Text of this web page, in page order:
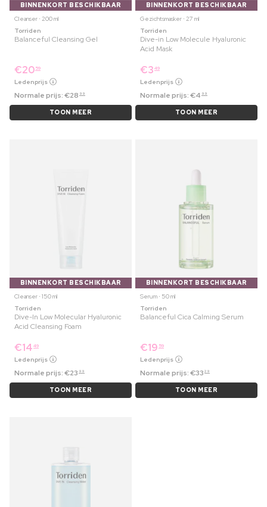
BINNENKORT BESCHIKBAAR
Cleanser ⋅ 200 ml
Torriden
Balanceful Cleansing Gel
€20 59
Ledenprijs
Normale prijs:€28 99
TOON MEER
BINNENKORT BESCHIKBAAR
Gezichtsmasker ⋅ 27 ml
Torriden
Dive-in Low Molecule Hyaluronic
Acid Mask
€3 49
Ledenprijs
Normale prijs:€4 99
TOON MEER
BINNENKORT BESCHIKBAAR
Cleanser ⋅ 150 ml
Torriden
Dive-In Low Molecular Hyaluronic
Acid Cleansing Foam
€14 49
Ledenprijs
Normale prijs:€23 99
TOON MEER
BINNENKORT BESCHIKBAAR
Serum ⋅ 50 ml
Torriden
Balanceful Cica Calming Serum
€19 59
Ledenprijs
Normale prijs:€33 29
TOON MEER